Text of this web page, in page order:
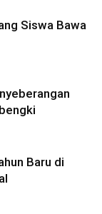
Siswa Bawa
Baru di